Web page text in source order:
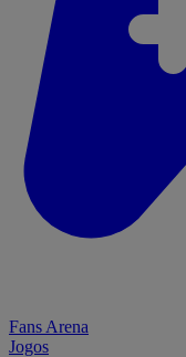
Fans Arena
Jogos